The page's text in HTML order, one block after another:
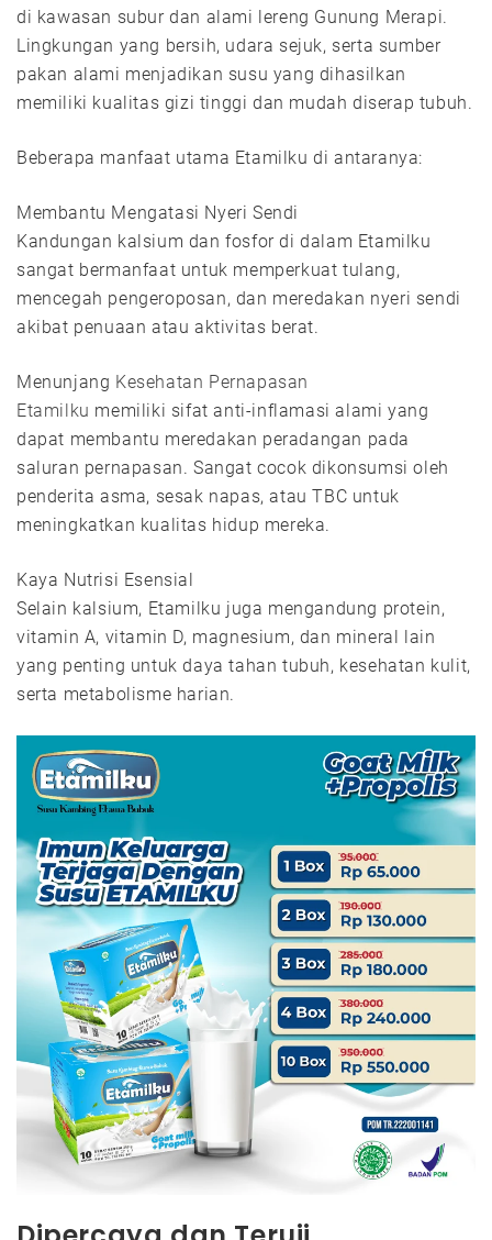
di kawasan subur dan alami lereng Gunung Merapi.
Lingkungan yang bersih, udara sejuk, serta sumber
pakan alami menjadikan susu yang dihasilkan
memiliki kualitas gizi tinggi dan mudah diserap tubuh.
Beberapa manfaat utama Etamilku di antaranya:
Membantu Mengatasi Nyeri Sendi
Kandungan kalsium dan fosfor di dalam Etamilku
sangat bermanfaat untuk memperkuat tulang,
mencegah pengeroposan, dan meredakan nyeri sendi
akibat penuaan atau aktivitas berat.
Menunjang Kesehatan Pernapasan
Etamilku memiliki sifat anti-inflamasi alami yang
dapat membantu meredakan peradangan pada
saluran pernapasan. Sangat cocok dikonsumsi oleh
penderita asma, sesak napas, atau TBC untuk
meningkatkan kualitas hidup mereka.
Kaya Nutrisi Esensial
Selain kalsium, Etamilku juga mengandung protein,
vitamin A, vitamin D, magnesium, dan mineral lain
yang penting untuk daya tahan tubuh, kesehatan kulit,
serta metabolisme harian.